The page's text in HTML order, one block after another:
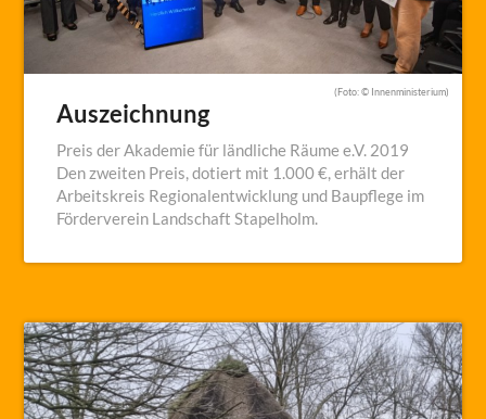
Auszeichnung
(Foto: © Innenministerium)
Preis der Akademie für ländliche Räume e.V. 2019
Den zweiten Preis, dotiert mit 1.000 €, erhält der
Arbeitskreis Regionalentwicklung und Baupflege im
Förderverein Landschaft Stapelholm.